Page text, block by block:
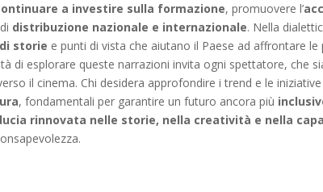
a investire sulla formazione, promuovere l’
distribuzione nazionale e internazionale. Nella
storie e punti di vista che aiutano il Paese ad affrontare
di esplorare queste narrazioni invita ogni spettatore, che
il cinema. Chi desidera approfondire i trend e le
, fondamentali per garantire un futuro ancora più
rinnovata nelle storie, nella creatività e nella